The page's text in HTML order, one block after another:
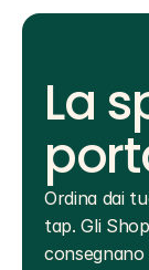
La
Ordina dai
tap. Gli